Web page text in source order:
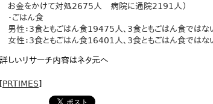
お金をかけて対処2675人 病院に通院2191人）
・ごはん食
男性：3食ともごはん食19475人、3食ともごはん食では
女性：3食ともごはん食16401人、3食ともごはん食では
詳しいリサーチ内容はネタ元へ
[PRTIMES]